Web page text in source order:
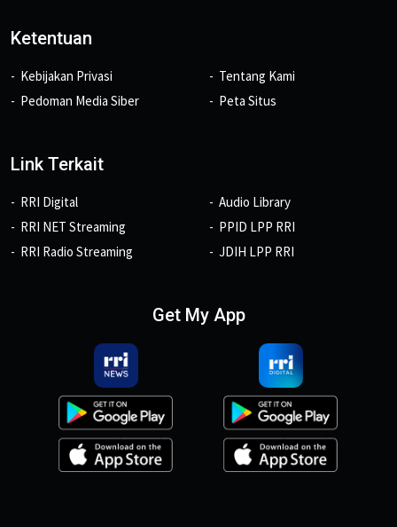
Ketentuan
Kebijakan Privasi
Pedoman Media Siber
Tentang Kami
Peta Situs
Link Terkait
RRI Digital
RRI NET Streaming
RRI Radio Streaming
Audio Library
PPID LPP RRI
JDIH LPP RRI
Get My App